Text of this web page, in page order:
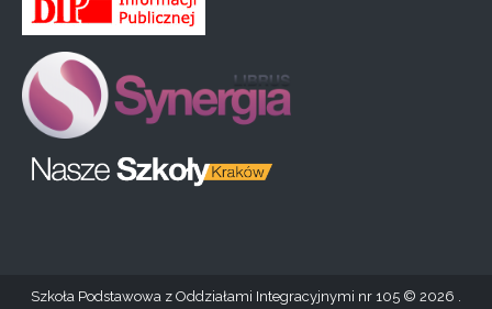
Szkoła Podstawowa z Oddziałami Integracyjnymi nr 105 2026 .